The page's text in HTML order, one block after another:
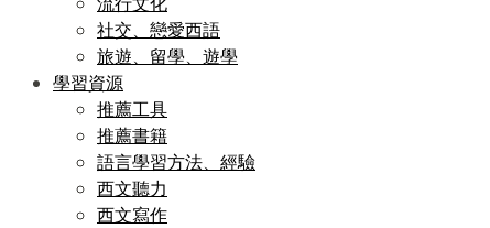
社交、戀愛西語
旅遊、留學、遊學
學習資源
推薦工具
推薦書籍
語言學習方法、經驗
西文聽力
西文寫作